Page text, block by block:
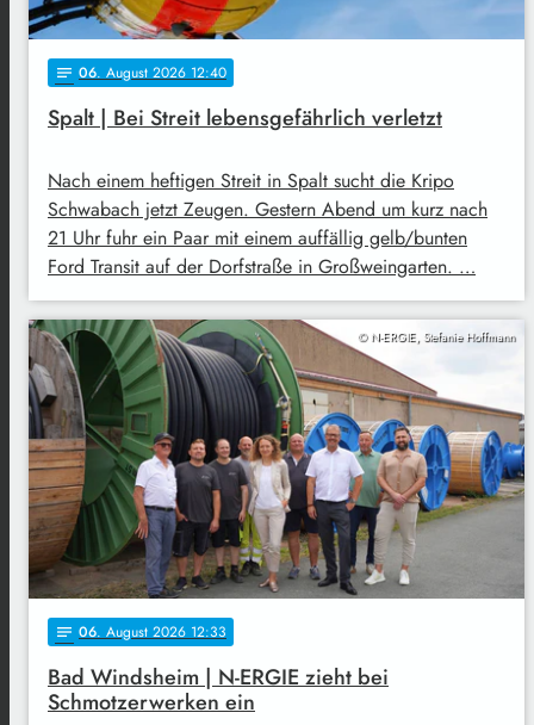
notes 06. August 2026 12:40
Spalt | Bei Streit lebensgefährlich verletzt
Nach einem heftigen Streit in Spalt sucht die Kripo
Schwabach jetzt Zeugen. Gestern Abend um kurz nach
21 Uhr fuhr ein Paar mit einem auffällig gelb/bunten
Ford Transit auf der Dorfstraße in Großweingarten. …
© N-ERGIE, Stefanie Hoffmann
notes 06. August 2026 12:33
Bad Windsheim | N-ERGIE zieht bei
Schmotzerwerken ein